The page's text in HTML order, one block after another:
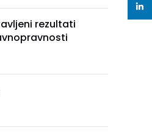
rezultati